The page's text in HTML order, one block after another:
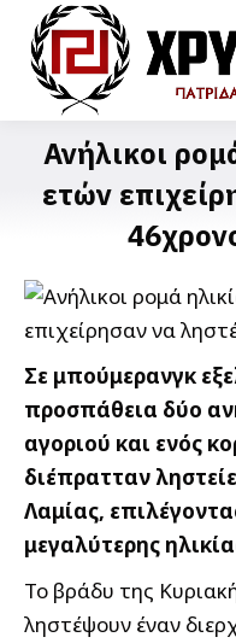
Ανήλικοι
ετών
Σε μπούμερανγκ
προσπάθεια δύο
αγοριού και ενός
διέπρατταν
Λαμίας,
μεγαλύτερης
Το βράδυ της
ληστέψουν έναν